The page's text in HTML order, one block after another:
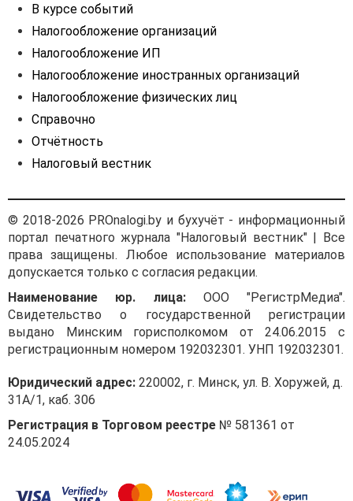
В курсе событий
Налогообложение организаций
Налогообложение ИП
Налогообложение иностранных организаций
Налогообложение физических лиц
Справочно
Отчётность
Налоговый вестник
© 2018-2026 PROnalogi.by и бухучёт - информационный
портал печатного журнала "Налоговый вестник" | Все
права защищены. Любое использование материалов
допускается только с согласия редакции.
Наименование юр. лица:ООО "РегистрМедиа".
Свидетельство о государственной регистрации
выдано Минским горисполкомом от 24.06.2015 с
регистрационным номером 192032301. УНП 192032301.
Юридический адрес: 220002, г. Минск, ул. В. Хоружей, д.
31А/1, каб. 306
Регистрация в Торговом реестре № 581361 от
24.05.2024